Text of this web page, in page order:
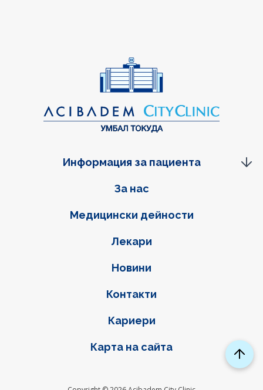
Фуутер навигация
За нас
Медицински дейности
Лекари
Новини
Контакти
Кариери
Карта на сайта
Информация за пациента